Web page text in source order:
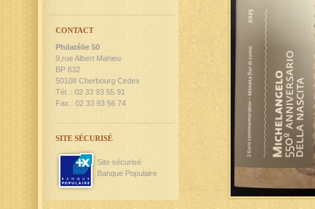
CONTACT
Philatélie 50
9,rue Albert Mahieu
BP 832
50108 Cherbourg Cedex
Tél. : 02 33 93 55 91
Fax : 02 33 93 56 74
SITE SÉCURISÉ
Site sécurisé
Banque Populaire